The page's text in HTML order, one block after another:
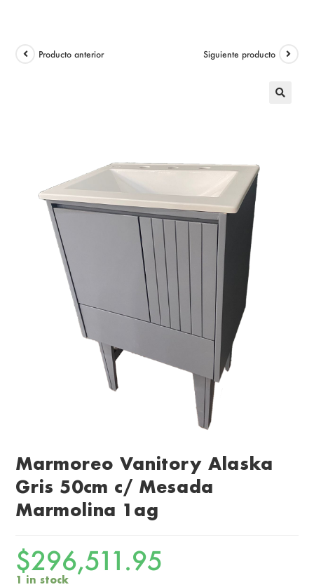
Producto anterior Siguiente producto
Marmoreo Vanitory Alaska
Gris 50cm c/ Mesada
Marmolina 1ag
$296,511.95
1 in stock